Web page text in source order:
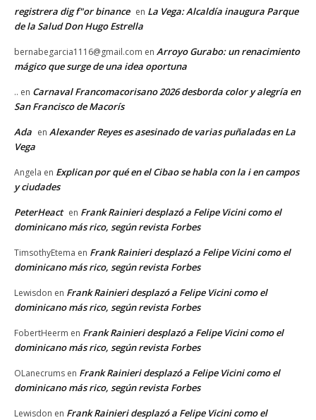
registrera dig f"or binance en La Vega: Alcaldía inaugura Parque
de la Salud Don Hugo Estrella
bernabegarcia1116@gmail.com en Arroyo Gurabo: un renacimiento
mágico que surge de una idea oportuna
.. en Carnaval Francomacorisano 2026 desborda color y alegría en
San Francisco de Macorís
Ada en Alexander Reyes es asesinado de varias puñaladas en La
Vega
Angela en Explican por qué en el Cibao se habla con la i en campos
y ciudades
PeterHeact en Frank Rainieri desplazó a Felipe Vicini como el
dominicano más rico, según revista Forbes
TimsothyEtema en Frank Rainieri desplazó a Felipe Vicini como el
dominicano más rico, según revista Forbes
Lewisdon en Frank Rainieri desplazó a Felipe Vicini como el
dominicano más rico, según revista Forbes
FobertHeerm en Frank Rainieri desplazó a Felipe Vicini como el
dominicano más rico, según revista Forbes
OLanecrums en Frank Rainieri desplazó a Felipe Vicini como el
dominicano más rico, según revista Forbes
Lewisdon en Frank Rainieri desplazó a Felipe Vicini como el